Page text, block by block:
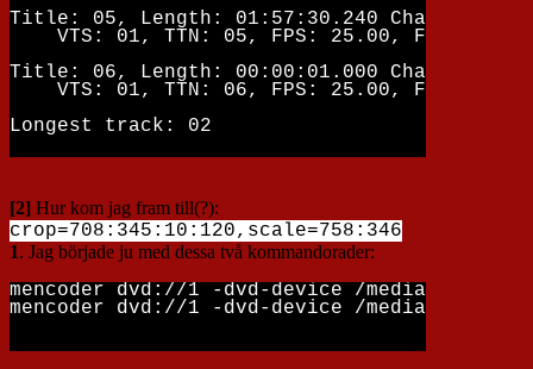
Title: 05, Length: 01:57:30.240 Chapters:
VTS: 01, TTN: 05, FPS: 25.00, Format:
Title: 06, Length: 00:00:01.000 Chapters:
VTS: 01, TTN: 06, FPS: 25.00, Format:
[2] Hur kom jag fram till(?):
crop=708:345:10:120,scale=758:346
1. Jag började ju med dessa två kommandorader:
mencoder dvd://1 -dvd-device /media/sdb1/
mencoder dvd://1 -dvd-device /media/sdb1/